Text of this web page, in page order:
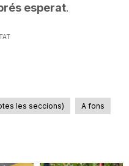
esperat.
les seccions) A fons